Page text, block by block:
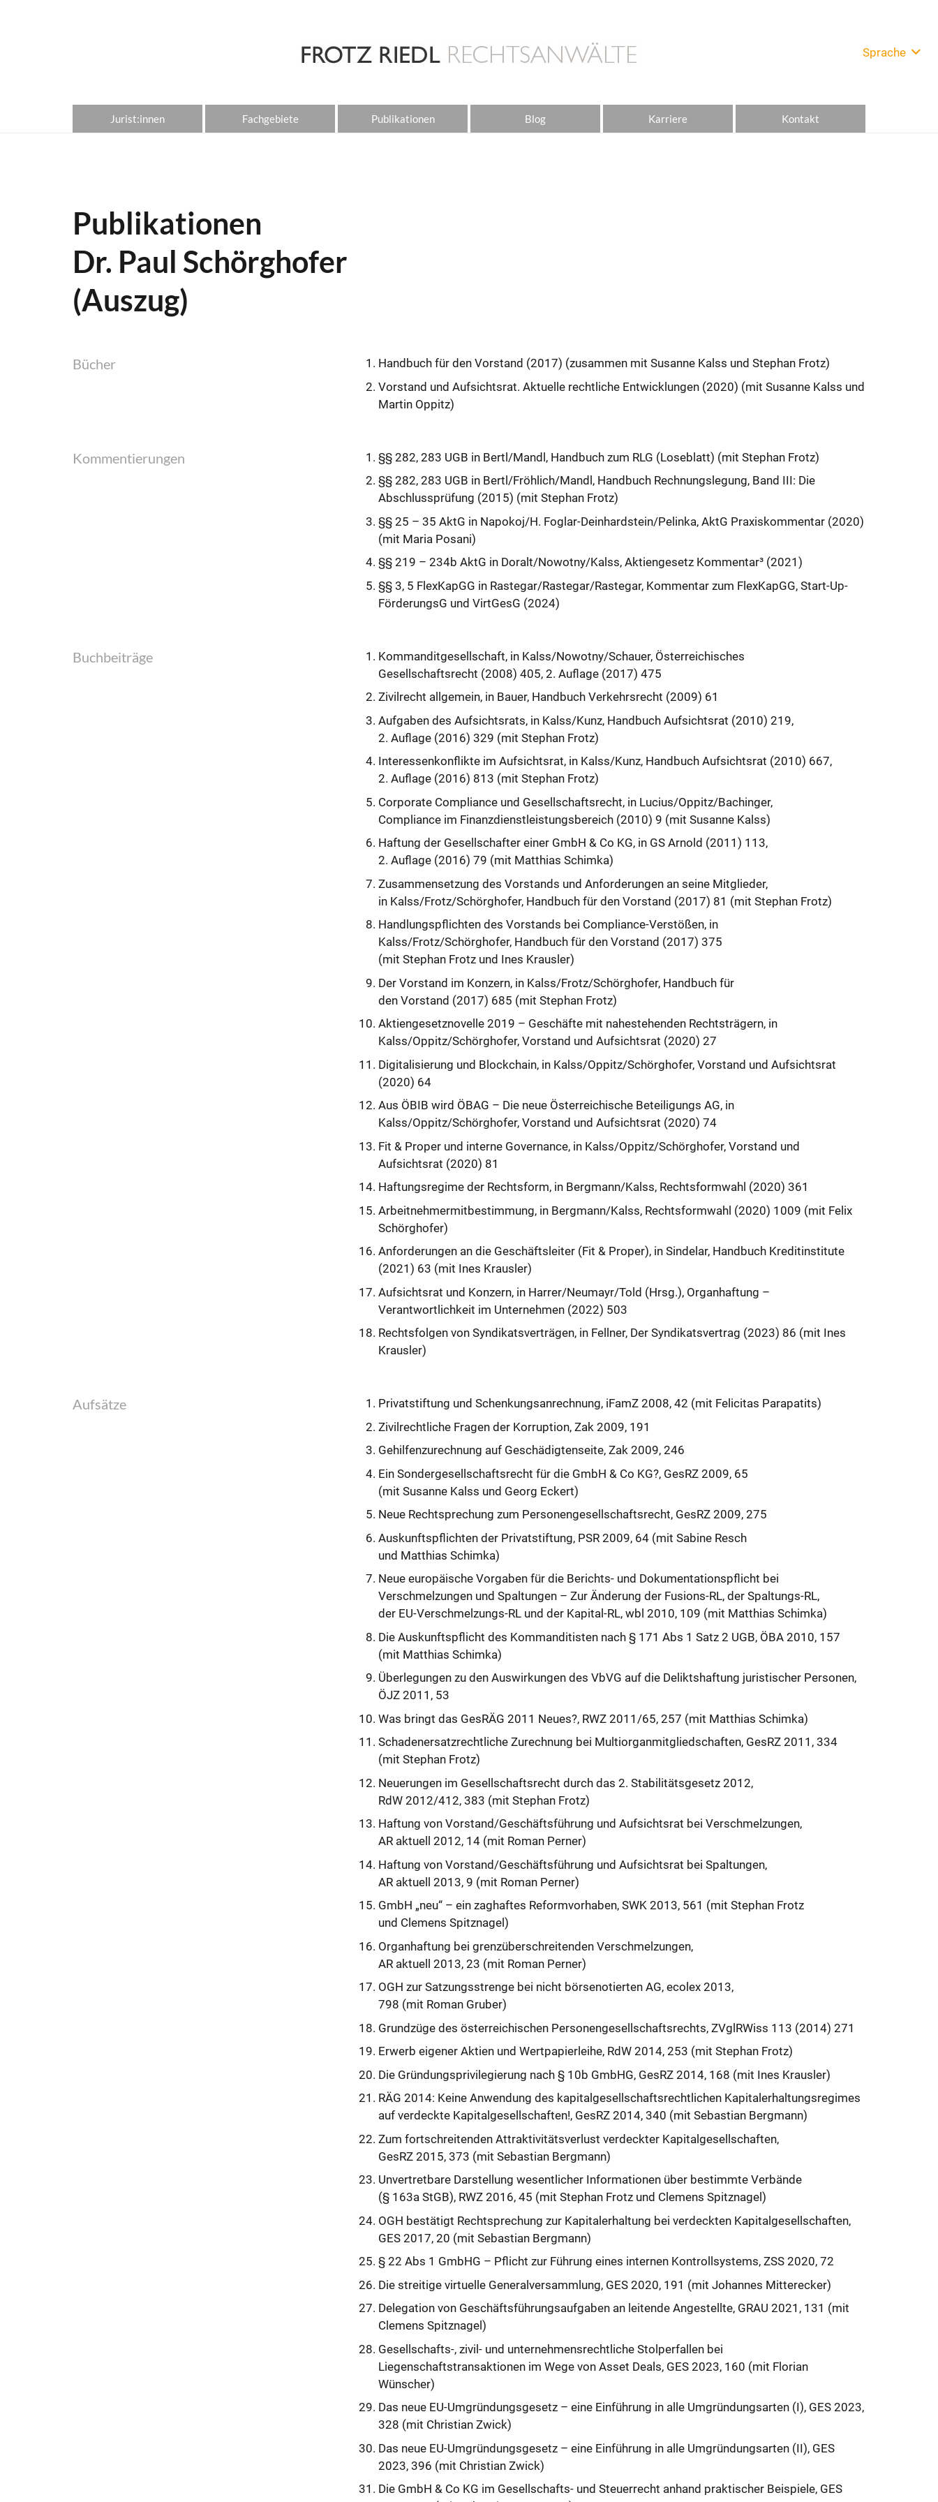
Sprache
Jurist:innen Fachgebiete Publikationen Blog Karriere Kontakt
Publikationen
Dr. Paul Schörghofer
(Auszug)
Bücher
Handbuch für den Vorstand (2017) (zusammen mit Susanne Kalss und Stephan Frotz)
Vorstand und Aufsichtsrat. Aktuelle rechtliche Entwicklungen (2020) (mit Susanne Kalss und
Martin Oppitz)
Kommentierungen
§§ 282, 283 UGB in Bertl/Mandl, Handbuch zum RLG (Loseblatt) (mit Stephan Frotz)
§§ 282, 283 UGB in Bertl/Fröhlich/Mandl, Handbuch Rechnungslegung, Band III: Die
Abschlussprüfung (2015) (mit Stephan Frotz)
§§ 25 – 35 AktG in Napokoj/H. Foglar-Deinhardstein/Pelinka, AktG Praxiskommentar (2020)
(mit Maria Posani)
§§ 219 – 234b AktG in Doralt/Nowotny/Kalss, Aktiengesetz Kommentar³ (2021)
§§ 3, 5 FlexKapGG in Rastegar/Rastegar/Rastegar, Kommentar zum FlexKapGG, Start-Up-
FörderungsG und VirtGesG (2024)
Buchbeiträge
Kommanditgesellschaft, in Kalss/Nowotny/Schauer, Österreichisches
Gesellschaftsrecht (2008) 405, 2. Auflage (2017) 475
Zivilrecht allgemein, in Bauer, Handbuch Verkehrsrecht (2009) 61
Aufgaben des Aufsichtsrats, in Kalss/Kunz, Handbuch Aufsichtsrat (2010) 219,
2. Auflage (2016) 329 (mit Stephan Frotz)
Interessenkonflikte im Aufsichtsrat, in Kalss/Kunz, Handbuch Aufsichtsrat (2010) 667,
2. Auflage (2016) 813 (mit Stephan Frotz)
Corporate Compliance und Gesellschaftsrecht, in Lucius/Oppitz/Bachinger,
Compliance im Finanzdienstleistungsbereich (2010) 9 (mit Susanne Kalss)
Haftung der Gesellschafter einer GmbH & Co KG, in GS Arnold (2011) 113,
2. Auflage (2016) 79 (mit Matthias Schimka)
Zusammensetzung des Vorstands und Anforderungen an seine Mitglieder,
in Kalss/Frotz/Schörghofer, Handbuch für den Vorstand (2017) 81 (mit Stephan Frotz)
Handlungspflichten des Vorstands bei Compliance-Verstößen, in
Kalss/Frotz/Schörghofer, Handbuch für den Vorstand (2017) 375
(mit Stephan Frotz und Ines Krausler)
Der Vorstand im Konzern, in Kalss/Frotz/Schörghofer, Handbuch für
den Vorstand (2017) 685 (mit Stephan Frotz)
Aktiengesetznovelle 2019 – Geschäfte mit nahestehenden Rechtsträgern, in
Kalss/Oppitz/Schörghofer, Vorstand und Aufsichtsrat (2020) 27
Digitalisierung und Blockchain, in Kalss/Oppitz/Schörghofer, Vorstand und Aufsichtsrat
(2020) 64
Aus ÖBIB wird ÖBAG – Die neue Österreichische Beteiligungs AG, in
Kalss/Oppitz/Schörghofer, Vorstand und Aufsichtsrat (2020) 74
Fit & Proper und interne Governance, in Kalss/Oppitz/Schörghofer, Vorstand und
Aufsichtsrat (2020) 81
Haftungsregime der Rechtsform, in Bergmann/Kalss, Rechtsformwahl (2020) 361
Arbeitnehmermitbestimmung, in Bergmann/Kalss, Rechtsformwahl (2020) 1009 (mit Felix
Schörghofer)
Anforderungen an die Geschäftsleiter (Fit & Proper), in Sindelar, Handbuch Kreditinstitute
(2021) 63 (mit Ines Krausler)
Aufsichtsrat und Konzern, in Harrer/Neumayr/Told (Hrsg.), Organhaftung –
Verantwortlichkeit im Unternehmen (2022) 503
Rechtsfolgen von Syndikatsverträgen, in Fellner, Der Syndikatsvertrag (2023) 86 (mit Ines
Krausler)
Aufsätze
Privatstiftung und Schenkungsanrechnung, iFamZ 2008, 42 (mit Felicitas Parapatits)
Zivilrechtliche Fragen der Korruption, Zak 2009, 191
Gehilfenzurechnung auf Geschädigtenseite, Zak 2009, 246
Ein Sondergesellschaftsrecht für die GmbH & Co KG?, GesRZ 2009, 65
(mit Susanne Kalss und Georg Eckert)
Neue Rechtsprechung zum Personengesellschaftsrecht, GesRZ 2009, 275
Auskunftspflichten der Privatstiftung, PSR 2009, 64 (mit Sabine Resch
und Matthias Schimka)
Neue europäische Vorgaben für die Berichts- und Dokumentationspflicht bei
Verschmelzungen und Spaltungen – Zur Änderung der Fusions-RL, der Spaltungs-RL,
der EU-Verschmelzungs-RL und der Kapital-RL, wbl 2010, 109 (mit Matthias Schimka)
Die Auskunftspflicht des Kommanditisten nach § 171 Abs 1 Satz 2 UGB, ÖBA 2010, 157
(mit Matthias Schimka)
Überlegungen zu den Auswirkungen des VbVG auf die Deliktshaftung juristischer Personen,
ÖJZ 2011, 53
Was bringt das GesRÄG 2011 Neues?, RWZ 2011/65, 257 (mit Matthias Schimka)
Schadenersatzrechtliche Zurechnung bei Multiorganmitgliedschaften, GesRZ 2011, 334
(mit Stephan Frotz)
Neuerungen im Gesellschaftsrecht durch das 2. Stabilitätsgesetz 2012,
RdW 2012/412, 383 (mit Stephan Frotz)
Haftung von Vorstand/Geschäftsführung und Aufsichtsrat bei Verschmelzungen,
AR aktuell 2012, 14 (mit Roman Perner)
Haftung von Vorstand/Geschäftsführung und Aufsichtsrat bei Spaltungen,
AR aktuell 2013, 9 (mit Roman Perner)
GmbH „neu“ – ein zaghaftes Reformvorhaben, SWK 2013, 561 (mit Stephan Frotz
und Clemens Spitznagel)
Organhaftung bei grenzüberschreitenden Verschmelzungen,
AR aktuell 2013, 23 (mit Roman Perner)
OGH zur Satzungsstrenge bei nicht börsenotierten AG, ecolex 2013,
798 (mit Roman Gruber)
Grundzüge des österreichischen Personengesellschaftsrechts, ZVglRWiss 113 (2014) 271
Erwerb eigener Aktien und Wertpapierleihe, RdW 2014, 253 (mit Stephan Frotz)
Die Gründungsprivilegierung nach § 10b GmbHG, GesRZ 2014, 168 (mit Ines Krausler)
RÄG 2014: Keine Anwendung des kapitalgesellschaftsrechtlichen Kapitalerhaltungsregimes
auf verdeckte Kapitalgesellschaften!, GesRZ 2014, 340 (mit Sebastian Bergmann)
Zum fortschreitenden Attraktivitätsverlust verdeckter Kapitalgesellschaften,
GesRZ 2015, 373 (mit Sebastian Bergmann)
Unvertretbare Darstellung wesentlicher Informationen über bestimmte Verbände
(§ 163a StGB), RWZ 2016, 45 (mit Stephan Frotz und Clemens Spitznagel)
OGH bestätigt Rechtsprechung zur Kapitalerhaltung bei verdeckten Kapitalgesellschaften,
GES 2017, 20 (mit Sebastian Bergmann)
§ 22 Abs 1 GmbHG – Pflicht zur Führung eines internen Kontrollsystems, ZSS 2020, 72
Die streitige virtuelle Generalversammlung, GES 2020, 191 (mit Johannes Mitterecker)
Delegation von Geschäftsführungsaufgaben an leitende Angestellte, GRAU 2021, 131 (mit
Clemens Spitznagel)
Gesellschafts-, zivil- und unternehmensrechtliche Stolperfallen bei
Liegenschaftstransaktionen im Wege von Asset Deals, GES 2023, 160 (mit Florian
Wünscher)
Das neue EU-Umgründungsgesetz – eine Einführung in alle Umgründungsarten (I), GES 2023,
328 (mit Christian Zwick)
Das neue EU-Umgründungsgesetz – eine Einführung in alle Umgründungsarten (II), GES
2023, 396 (mit Christian Zwick)
Die GmbH & Co KG im Gesellschafts- und Steuerrecht anhand praktischer Beispiele, GES